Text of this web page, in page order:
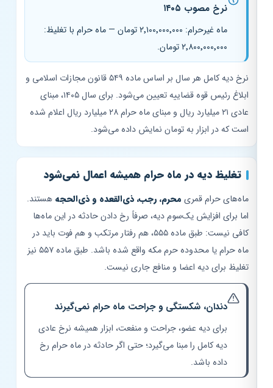
نرخ مصوب ۱۴۰۵
ماه غیرحرام: ۲٬۱۰۰٬۰۰۰٬۰۰۰ تومان — ماه حرام با تغلیظ:
۲٬۸۰۰٬۰۰۰٬۰۰۰ تومان.
نرخ دیه کامل هر سال بر اساس ماده ۵۴۹ قانون مجازات اسلامی و
ابلاغ رئیس قوه قضاییه تعیین می‌شود. برای سال ۱۴۰۵، مبنای
عادی ۲۱ میلیارد ریال و مبنای ماه حرام ۲۸ میلیارد ریال اعلام شده
است که در ابزار به تومان نمایش داده می‌شود.
تغلیظ دیه در ماه حرام همیشه اعمال نمی‌شود
ماه‌های حرام قمریمحرم، رجب، ذی‌القعده و ذی‌الحجههستند.
اما برای افزایش یک‌سوم دیه، صرفاً رخ دادن حادثه در این ماه‌ها
کافی نیست: طبق ماده ۵۵۵، هم رفتار مرتکب و هم فوت باید در
ماه حرام یا محدوده حرم مکه واقع شده باشد. طبق ماده ۵۵۷ نیز
تغلیظ برای دیه اعضا و منافع جاری نیست.
دندان، شکستگی و جراحت ماه حرام نمی‌گیرند
برای دیه عضو، جراحت و منفعت، ابزار همیشه نرخ عادی
دیه کامل را مبنا می‌گیرد؛ حتی اگر حادثه در ماه حرام رخ
داده باشد.